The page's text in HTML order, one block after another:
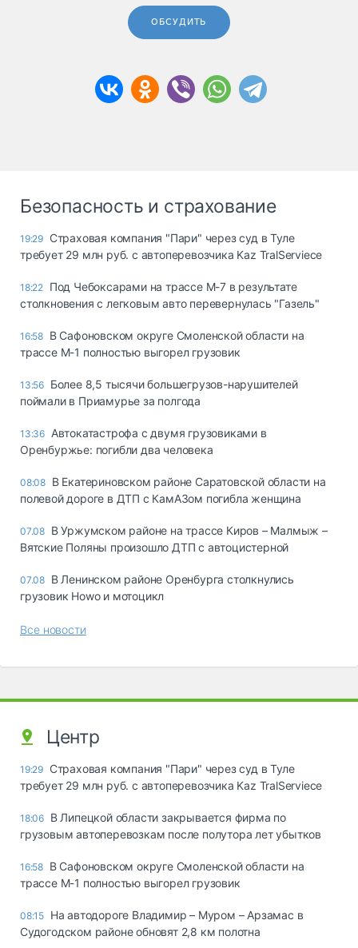
ОБСУДИТЬ
Безопасность и страхование
19:29 Страховая компания "Пари" через суд в Туле
требует 29 млн руб. с автоперевозчика Kaz TralServiece
18:22 Под Чебоксарами на трассе М-7 в результате
столкновения с легковым авто перевернулась "Газель"
16:58 В Сафоновском округе Смоленской области на
трассе М-1 полностью выгорел грузовик
13:56 Более 8,5 тысячи большегрузов-нарушителей
поймали в Приамурье за полгода
13:36 Автокатастрофа с двумя грузовиками в
Оренбуржье: погибли два человека
08:08 В Екатериновском районе Саратовской области на
полевой дороге в ДТП с КамАЗом погибла женщина
07.08 В Уржумском районе на трассе Киров – Малмыж –
Вятские Поляны произошло ДТП с автоцистерной
07.08 В Ленинском районе Оренбурга столкнулись
грузовик Howo и мотоцикл
Все новости
Центр
19:29 Страховая компания "Пари" через суд в Туле
требует 29 млн руб. с автоперевозчика Kaz TralServiece
18:06 В Липецкой области закрывается фирма по
грузовым автоперевозкам после полутора лет убытков
16:58 В Сафоновском округе Смоленской области на
трассе М-1 полностью выгорел грузовик
08:15 На автодороге Владимир – Муром – Арзамас в
Судогодском районе обновят 2,8 км полотна